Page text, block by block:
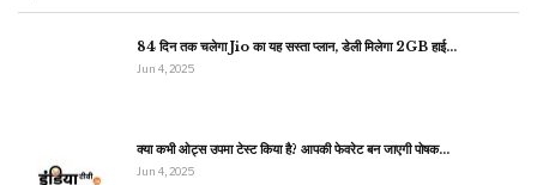
84 दिन तक चलेगा Jio का यह सस्ता प्लान, डेली मिलेगा 2GB हाई…
Jun 4, 2025
क्या कभी ओट्स उपमा टेस्ट किया है? आपकी फेवरेट बन जाएगी पोषक…
Jun 4, 2025